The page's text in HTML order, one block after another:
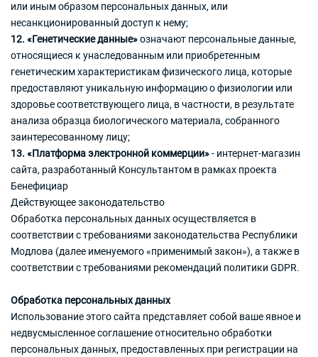
или иным образом персональных данных, или
несанкционированный доступ к нему;
12. «Генетические данные»означают персональные данные,
относящиеся к унаследованным или приобретенным
генетическим характеристикам физического лица, которые
предоставляют уникальную информацию о физиологии или
здоровье соответствующего лица, в частности, в результате
анализа образца биологического материала, собранного
заинтересованному лицу;
13. «Платформа электронной коммерции»- интернет-магазин
сайта, разработанный Консультантом в рамках проекта
Бенефициар
Действующее законодательство
Обработка персональных данных осуществляется в
соответствии с требованиями законодательства Республики
Модлова (далее именуемого «применимый закон»), а также в
соответствии с требованиями рекомендаций политики GDPR.
Обработка персональных данных
Использование этого сайта представляет собой ваше явное и
недвусмысленное соглашение относительно обработки
персональных данных, предоставленных при регистрации на